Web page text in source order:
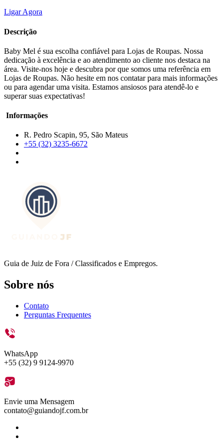
Ligar Agora
Descrição
Baby Mel é sua escolha confiável para Lojas de Roupas. Nossa
dedicação à excelência e ao atendimento ao cliente nos destaca na
área. Visite-nos hoje e descubra por que somos uma referência em
Lojas de Roupas. Não hesite em nos contatar para mais informações
ou para agendar uma visita. Estamos ansiosos para atendê-lo e
superar suas expectativas!
Informações
R. Pedro Scapin, 95, São Mateus
+55 (32) 3235-6672
Guia de Juiz de Fora / Classificados e Empregos.
Sobre nós
Contato
Perguntas Frequentes
WhatsApp
+55 (32) 9 9124-9970
Envie uma Mensagem
contato@guiandojf.com.br